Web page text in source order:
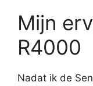
Mijn
R4000
Nadat ik de